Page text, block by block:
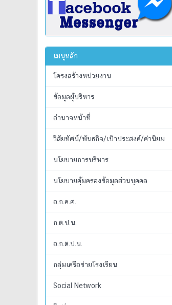
เมนูหลัก
โครงสร้างหน่วยงาน
ข้อมูลผู้บริหาร
อำนาจหน้าที่
วิสัยทัศน์/พันธกิจ/เป้าประสงค์/ค่านิยม
นโยบายการบริหาร
นโยบายคุ้มครองข้อมูลส่วนบุคคล
อ.ก.ค.ศ.
ก.ต.ป.น.
อ.ก.ต.ป.น.
กลุ่มเครือข่ายโรงเรียน
Social Network